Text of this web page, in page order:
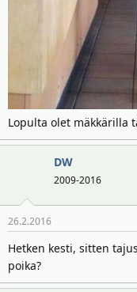
Lopulta olet mäkkärilla
DW
2009-2016
26.2.2016
Hetken kesti, sitten
poika?